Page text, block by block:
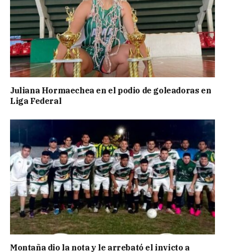
Juliana Hormaechea en el podio de goleadoras en
Liga Federal
Montaña dio la nota y le arrebató el invicto a